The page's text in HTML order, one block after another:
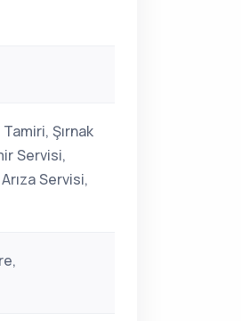
Şırnak
Servisi,
Servisi,